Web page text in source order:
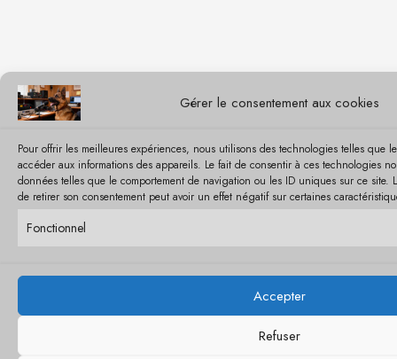
Gérer le consentement aux cookies
Pour offrir les meilleures expériences, nous utilisons des technologies telles que
accéder aux informations des appareils. Le fait de consentir à ces technologies
données telles que le comportement de navigation ou les ID uniques sur ce site.
de retirer son consentement peut avoir un effet négatif sur certaines
Fonctionnel
Accepter
Refuser